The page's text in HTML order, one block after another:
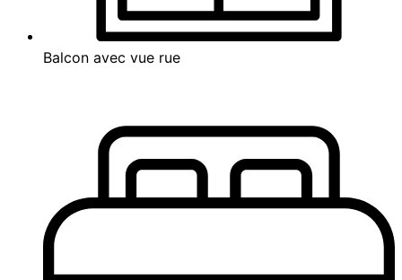
Balcon avec vue rue